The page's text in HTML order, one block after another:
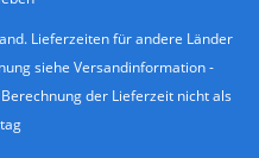
Lieferzeiten für andere Länder
siehe Versandinformation-
der Lieferzeit nicht als